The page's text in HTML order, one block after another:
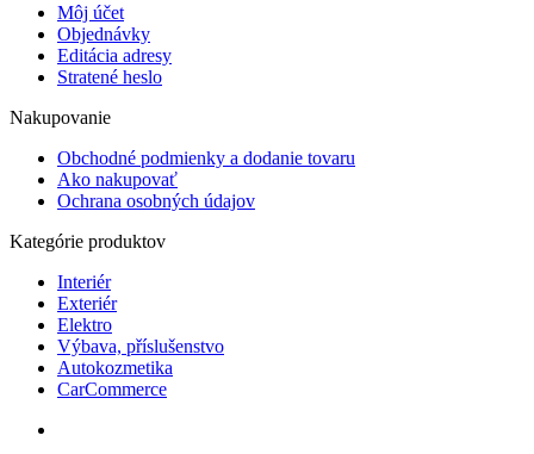
Môj účet
Objednávky
Editácia adresy
Stratené heslo
Nakupovanie
Obchodné podmienky a dodanie tovaru
Ako nakupovať
Ochrana osobných údajov
Kategórie produktov
Interiér
Exteriér
Elektro
Výbava, příslušenstvo
Autokozmetika
CarCommerce